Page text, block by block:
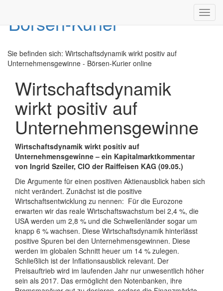
Sie befinden sich: Wirtschaftsdynamik wirkt positiv auf
Unternehmensgewinne - Börsen-Kurier online
Wirtschaftsdynamik
wirkt positiv auf
Unternehmensgewinne
Wirtschaftsdynamik wirkt positiv auf
Unternehmensgewinne – ein Kapitalmarktkommentar
von Ingrid Szeiler, CIO der Raiffeisen KAG (09.05.)
Die Argumente für einen positiven Aktienausblick haben sich
nicht verändert. Zunächst ist die positive
Wirtschaftsentwicklung zu nennen: Für die Eurozone
erwarten wir das reale Wirtschaftswachstum bei 2,4 %, die
USA werden um 2,8 % und die Schwellenländer sogar um
knapp 6 % wachsen. Diese Wirtschaftsdynamik hinterlässt
positive Spuren bei den Unternehmensgewinnen. Diese
werden im globalen Schnitt heuer um 14 % zulegen.
Schließlich ist der Inflationsausblick relevant. Der
Preisauftrieb wird im laufenden Jahr nur unwesentlich höher
sein als 2017. Das ermöglicht den Notenbanken, ihre